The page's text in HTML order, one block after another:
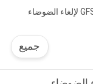
جميع